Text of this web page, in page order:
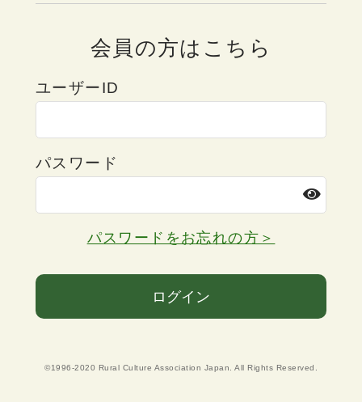
会員の方はこちら
ユーザーID
パスワード
パスワードをお忘れの方＞
ログイン
©1996-2020 Rural Culture Association Japan. All Rights Reserved.